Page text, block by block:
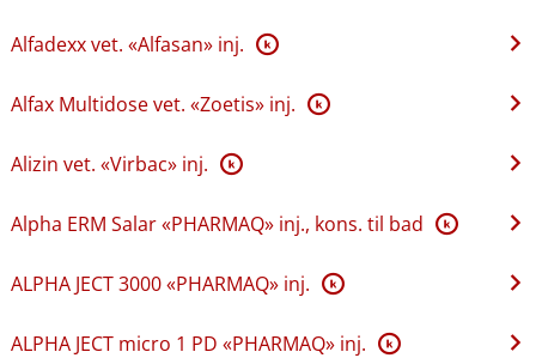
Alfadexx vet. «Alfasan» inj. K
Alfax Multidose vet. «Zoetis» inj. K
Alizin vet. «Virbac» inj. K
Alpha ERM Salar «PHARMAQ» inj., kons. til bad K
ALPHA JECT 3000 «PHARMAQ» inj. K
ALPHA JECT micro 1 PD «PHARMAQ» inj. K